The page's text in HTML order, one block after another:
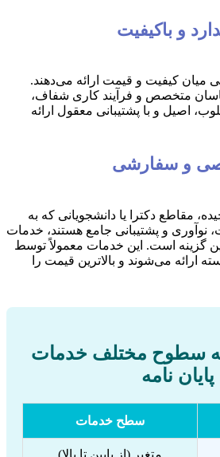
و باکیفیت
میان کیفیت و قیمت ارائه می‌دهند.
متخصص و فرآیند کاری شفاف،
اصیل و با پشتیبانی معقول ارائه
و سفارشی
مقاطع دکترا یا دانشجویانی که به
نوآوری و پشتیبانی جامع هستند، خدمات
گزینه است. این خدمات معمولاً توسط
ارائه می‌شوند و بالاترین قیمت را
سطوح مختلف خدمات
پایان نامه
سطح خدمات
متغیر (از پایین تا بالا)